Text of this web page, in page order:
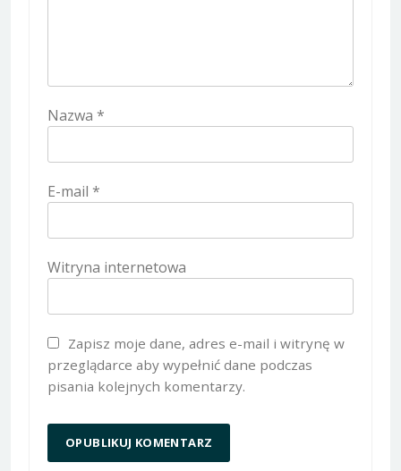
Nazwa *
E-mail *
Witryna internetowa
Zapisz moje dane, adres e-mail i witrynę w
przeglądarce aby wypełnić dane podczas
pisania kolejnych komentarzy.